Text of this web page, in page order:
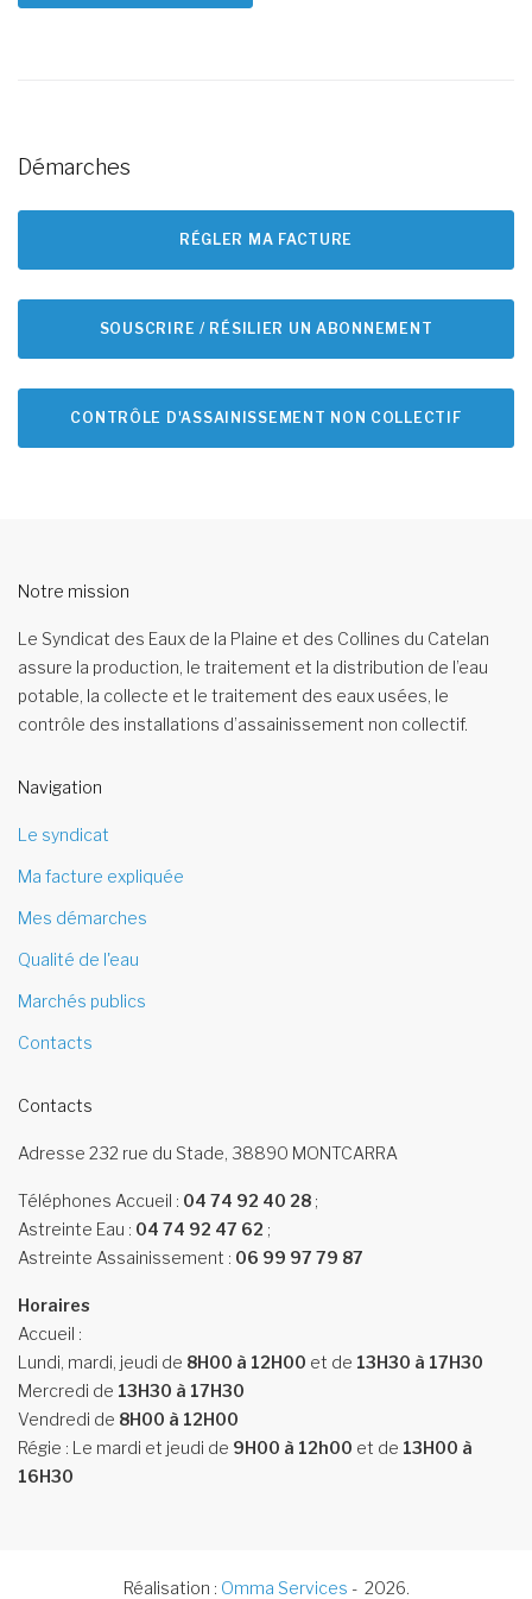
Démarches
RÉGLER MA FACTURE
SOUSCRIRE / RÉSILIER UN ABONNEMENT
CONTRÔLE D'ASSAINISSEMENT NON COLLECTIF
Notre mission
Le Syndicat des Eaux de la Plaine et des Collines du Catelan
assure la production, le traitement et la distribution de l’eau
potable, la collecte et le traitement des eaux usées, le
contrôle des installations d’assainissement non collectif.
Navigation
Le syndicat
Ma facture expliquée
Mes démarches
Qualité de l'eau
Marchés publics
Contacts
Contacts
Adresse 232 rue du Stade, 38890 MONTCARRA
Téléphones Accueil : 04 74 92 40 28
Astreinte Eau : 04 74 92 47 62
Astreinte Assainissement : 06 99 97 79 87
Horaires
Accueil :
Lundi, mardi, jeudi de 8H00 à 12H00 et de 13H30 à 17H30
Mercredi de 13H30 à 17H30
Vendredi de 8H00 à 12H00
Régie : Le mardi et jeudi de 9H00 à 12h00 et de 13H00 à
16H30
Réalisation : Omma Services - 2026.